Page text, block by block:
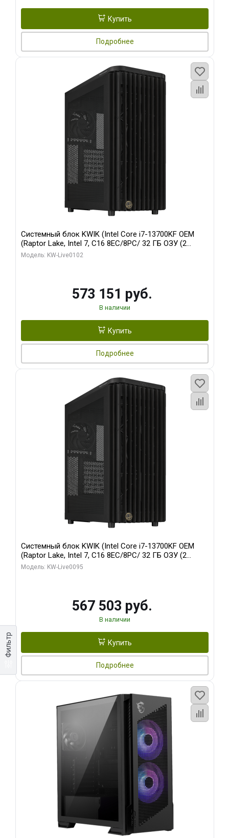
Фильтр
Купить
Подробнее
Системный блок KWIK (Intel Core i7-13700KF OEM
(Raptor Lake, Intel 7, C16 8EC/8PC/ 32 ГБ ОЗУ (2
модуля)/ Afox RTX4090 24GB GDDR6X 384-Bit 3xDP
Модель: KW-Live0102
573 151 руб.
В наличии
Купить
Подробнее
Системный блок KWIK (Intel Core i7-13700KF OEM
(Raptor Lake, Intel 7, C16 8EC/8PC/ 32 ГБ ОЗУ (2
модуля)/ Afox RTX4090 24GB GDDR6X 384-Bit 3xDP
Модель: KW-Live0095
567 503 руб.
В наличии
Купить
Подробнее